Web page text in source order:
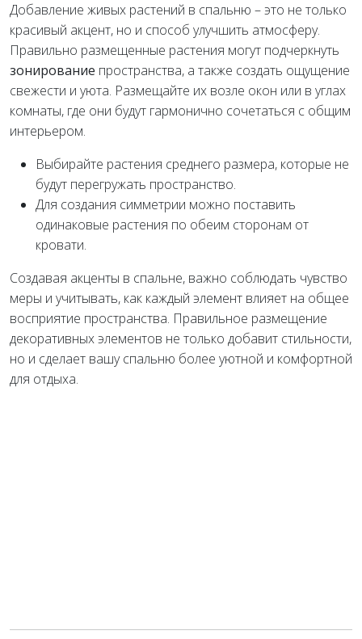
Добавление живых растений в спальню – это не только
красивый акцент, но и способ улучшить атмосферу.
Правильно размещенные растения могут подчеркнуть
зонирование пространства, а также создать ощущение
свежести и уюта. Размещайте их возле окон или в углах
комнаты, где они будут гармонично сочетаться с общим
интерьером.
Выбирайте растения среднего размера, которые не
будут перегружать пространство.
Для создания симметрии можно поставить
одинаковые растения по обеим сторонам от
кровати.
Создавая акценты в спальне, важно соблюдать чувство
меры и учитывать, как каждый элемент влияет на общее
восприятие пространства. Правильное размещение
декоративных элементов не только добавит стильности,
но и сделает вашу спальню более уютной и комфортной
для отдыха.